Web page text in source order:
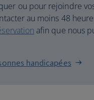
ou pour rejoindre
au moins 48
afin que nous
handicapées